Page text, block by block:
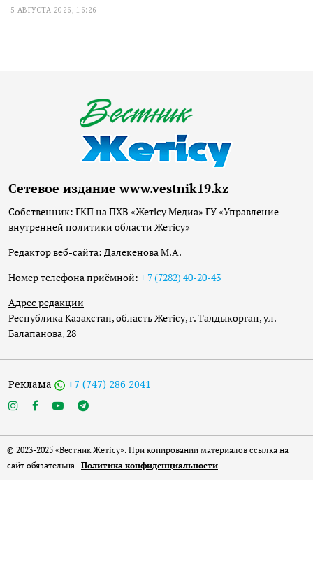
5 АВГУСТА 2026, 16:26
Сетевое издание www.vestnik19.kz
Собственник: ГКП на ПХВ «Жетісу Медиа» ГУ «Управление
внутренней политики области Жетісу»
Редактор веб-сайта: Далекенова М.А.
Номер телефона приёмной: + 7 (7282) 40-20-43
Адрес редакции
Республика Казахстан, область Жетісу, г. Талдыкорган, ул.
Балапанова, 28
Реклама +7 (747) 286 2041
© 2023-2025 «Вестник Жетісу». При копировании материалов ссылка на
сайт обязательна | Политика конфиденциальности